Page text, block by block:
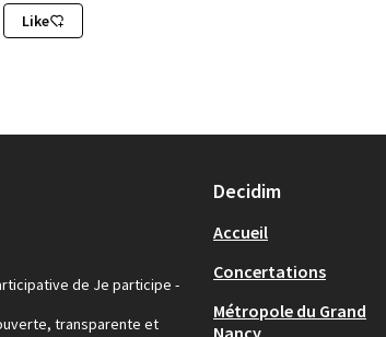
Like
de Je participe -
transparente et
Decidim
Accueil
Concertations
Métropole du Grand
Nancy